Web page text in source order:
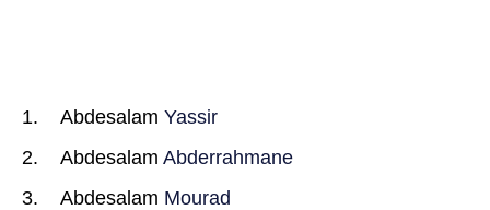
Abdesalam Yassir
Abdesalam Abderrahmane
Abdesalam Mourad